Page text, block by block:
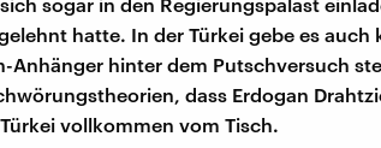
hatte. In der Türkei gebe es auch
Anhänger hinter dem Putschversuch
dass Erdogan
vollkommen vom Tisch.